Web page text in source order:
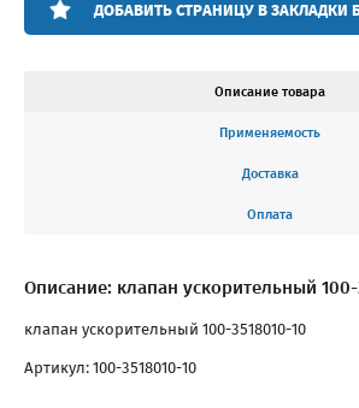
ДОБАВИТЬ СТРАНИЦУ В ЗАКЛАДКИ
Описание товара
Применяемость
Доставка
Оплата
Описание: клапан ускорительный 100-
клапан ускорительный 100-3518010-10
Артикул: 100-3518010-10